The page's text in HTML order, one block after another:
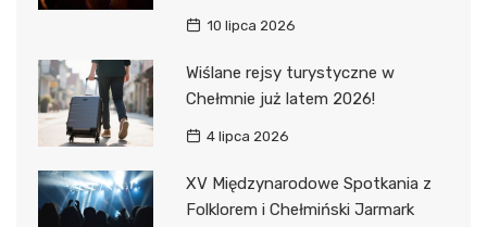
10 lipca 2026
Wiślane rejsy turystyczne w
Chełmnie już latem 2026!
4 lipca 2026
XV Międzynarodowe Spotkania z
Folklorem i Chełmiński Jarmark